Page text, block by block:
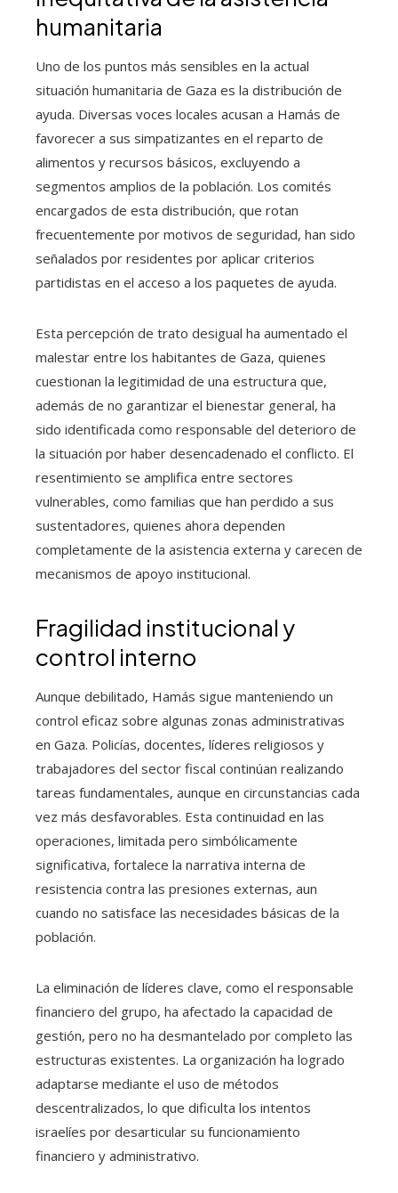
humanitaria
Uno de los puntos más sensibles en la actual
situación humanitaria de Gaza es la distribución de
ayuda. Diversas voces locales acusan a Hamás de
favorecer a sus simpatizantes en el reparto de
alimentos y recursos básicos, excluyendo a
segmentos amplios de la población. Los comités
encargados de esta distribución, que rotan
frecuentemente por motivos de seguridad, han sido
señalados por residentes por aplicar criterios
partidistas en el acceso a los paquetes de ayuda.
Esta percepción de trato desigual ha aumentado el
malestar entre los habitantes de Gaza, quienes
cuestionan la legitimidad de una estructura que,
además de no garantizar el bienestar general, ha
sido identificada como responsable del deterioro de
la situación por haber desencadenado el conflicto. El
resentimiento se amplifica entre sectores
vulnerables, como familias que han perdido a sus
sustentadores, quienes ahora dependen
completamente de la asistencia externa y carecen de
mecanismos de apoyo institucional.
Fragilidad institucional y
control interno
Aunque debilitado, Hamás sigue manteniendo un
control eficaz sobre algunas zonas administrativas
en Gaza. Policías, docentes, líderes religiosos y
trabajadores del sector fiscal continúan realizando
tareas fundamentales, aunque en circunstancias cada
vez más desfavorables. Esta continuidad en las
operaciones, limitada pero simbólicamente
significativa, fortalece la narrativa interna de
resistencia contra las presiones externas, aun
cuando no satisface las necesidades básicas de la
población.
La eliminación de líderes clave, como el responsable
financiero del grupo, ha afectado la capacidad de
gestión, pero no ha desmantelado por completo las
estructuras existentes. La organización ha logrado
adaptarse mediante el uso de métodos
descentralizados, lo que dificulta los intentos
israelíes por desarticular su funcionamiento
financiero y administrativo.